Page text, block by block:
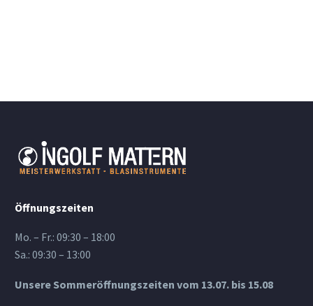
Öffnungszeiten
Mo. – Fr.: 09:30 – 18:00
Sa.: 09:30 – 13:00
Unsere Sommeröffnungszeiten vom 13.07. bis 15.08